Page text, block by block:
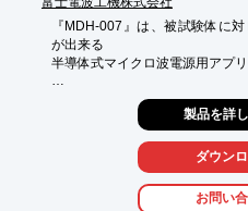
『MDH-007』は、被試験体に
が出来る
半導体式マイクロ波電源用アプリ
オプションとして進行波電力と
およびアイソレータをご用意
10GHzをそれぞれラインアップ
その他にも、ご要望に合わせた
製品を詳
ダウン
お問い